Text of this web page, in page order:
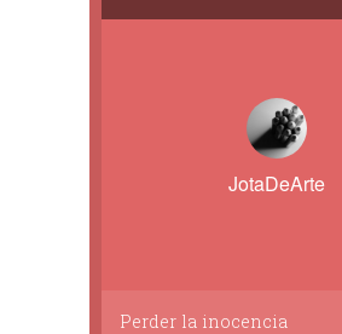
JotaDeArte
Perder la inocencia